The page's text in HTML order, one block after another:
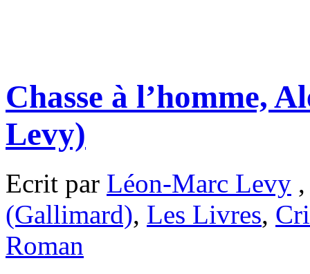
Chasse à l’homme,
Levy)
Ecrit par Léon-Marc Levy
(Gallimard), Les Livres,
Roman